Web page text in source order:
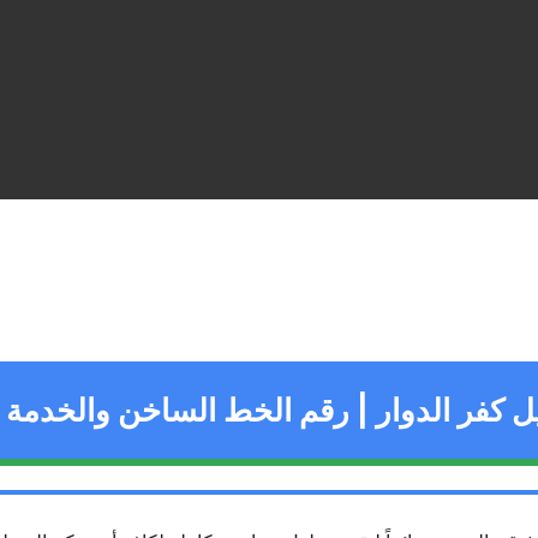
كفر الدوار | رقم الخط الساخن والخدمة